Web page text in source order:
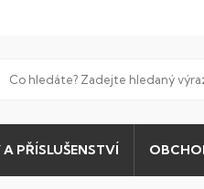
PŘÍSLUŠENSTVÍ